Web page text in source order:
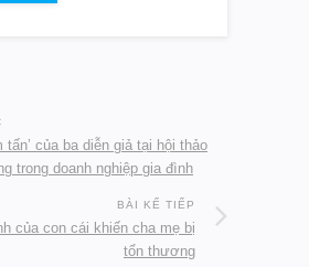
tấn’ của ba diễn giả tại hội thảo
trong doanh nghiệp gia đình
BÀI KẾ TIẾP
của con cái khiến cha mẹ bị
tổn thương